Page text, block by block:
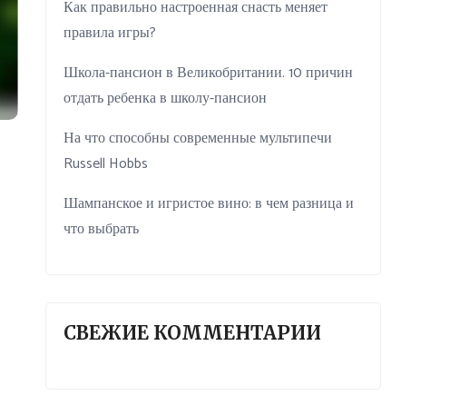
Как правильно настроенная снасть меняет
правила игры?
Школа-пансион в Великобритании. 10 причин
отдать ребенка в школу-пансион
На что способны современные мультипечи
Russell Hobbs
Шампанское и игристое вино: в чем разница и
что выбрать
СВЕЖИЕ КОММЕНТАРИИ